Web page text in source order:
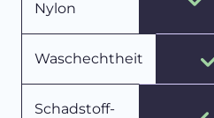
Nylon
Waschechtheit
Schadstoff-